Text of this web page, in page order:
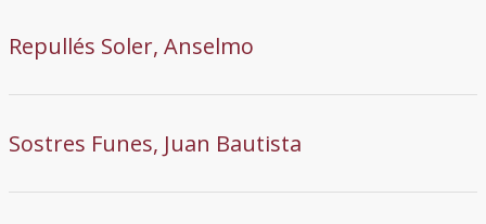
Repullés Soler, Anselmo
Sostres Funes, Juan Bautista